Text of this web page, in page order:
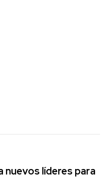
nuevos líderes para